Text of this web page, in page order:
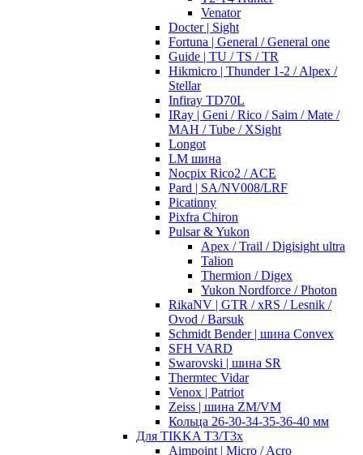
Venator
Docter | Sight
Fortuna | General / General one
Guide | TU / TS / TR
Hikmicro | Thunder 1-2 / Alpex /
Stellar
Infiray TD70L
IRay | Geni / Rico / Saim / Mate /
MAH / Tube / XSight
Longot
LM шина
Nocpix Rico2 / ACE
Pard | SA/NV008/LRF
Picatinny
Pixfra Chiron
Pulsar & Yukon
Apex / Trail / Digisight ultra
Talion
Thermion / Digex
Yukon Nordforce / Photon
RikaNV | GTR / xRS / Lesnik /
Ovod / Barsuk
Schmidt Bender | шина Convex
SFH VARD
Swarovski | шина SR
Thermtec Vidar
Venox | Patriot
Zeiss | шина ZM/VM
Кольца 26-30-34-35-36-40 мм
Для TIKKA T3/T3x
Aimpoint | Micro / Acro